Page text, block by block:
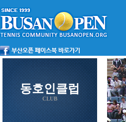
동호인클럽
CLUB